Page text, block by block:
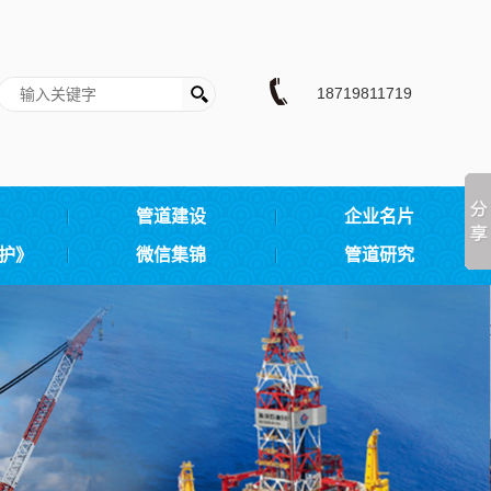
18719811719
管道建设 企业名片
》 微信集锦 管道研究